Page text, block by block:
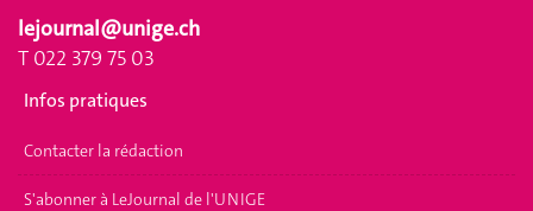
lejournal@unige.ch
T 022 379 75 03
Infos pratiques
Contacter la rédaction
S'abonner à LeJournal de l'UNIGE